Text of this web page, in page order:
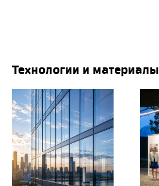
Технологии и материалы